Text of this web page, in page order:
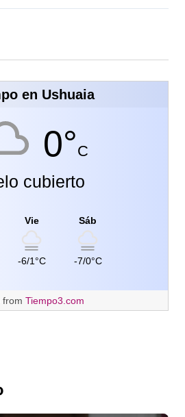
en Ushuaia
0°C
cubierto
Vie
-6/1°C
Sáb
-7/0°C
from Tiempo3.com